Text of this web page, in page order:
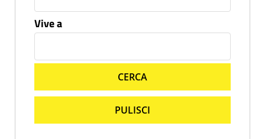
Vive a
CERCA
PULISCI